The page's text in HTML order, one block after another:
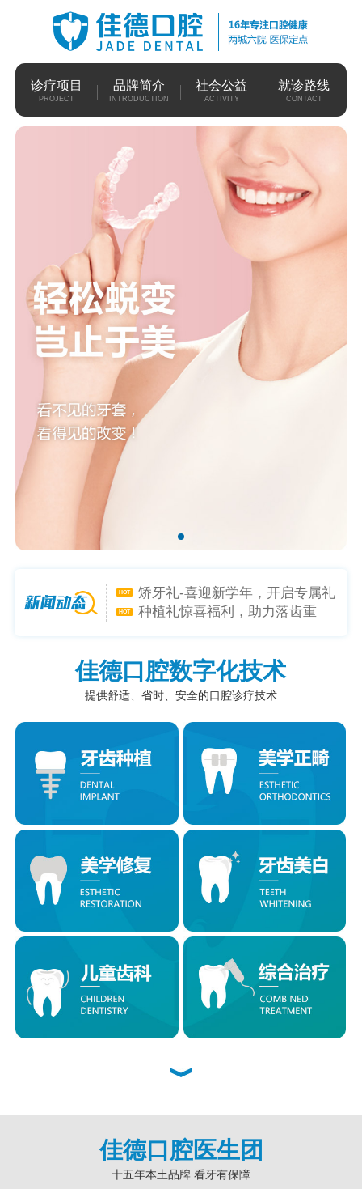
诊疗项目
PROJECT
品牌简介
INTRODUCTION
社会公益
ACTIVITY
就诊路线
CONTACT
HOT
矫牙礼-喜迎新学年，开启专属礼
遇！
HOT
种植礼惊喜福利，助力落齿重
躲不掉！
佳德口腔数字化技术
提供舒适、省时、安全的口腔诊疗技术
佳德口腔医生团
十五年本土品牌 看牙有保障